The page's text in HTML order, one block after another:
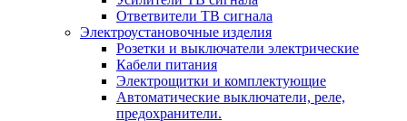
Ответвители ТВ сигнала
Электроустановочные изделия
Розетки и выключатели электрические
Кабели питания
Электрощитки и комплектующие
Автоматические выключатели, реле,
предохранители.